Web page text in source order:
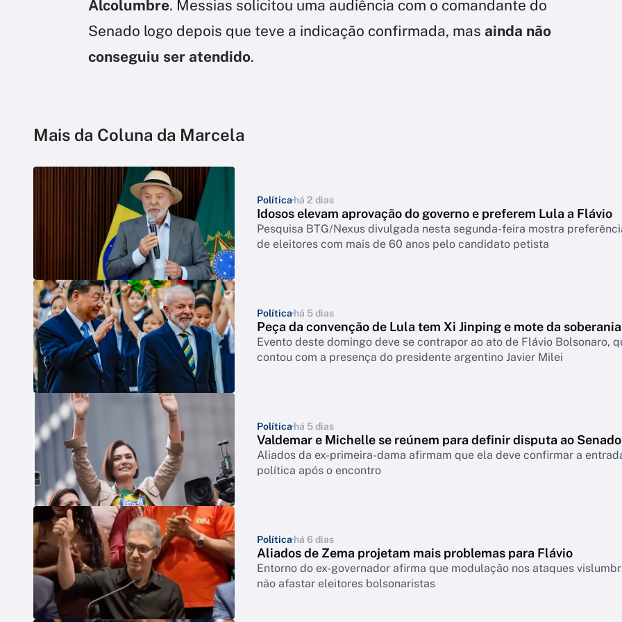
Alcolumbre. Messias solicitou uma audiência com o comandante do
Senado logo depois que teve a indicação confirmada, mas ainda não
conseguiu ser atendido.
Mais da Coluna da Marcela
Política há 2 dias
Idosos elevam aprovação do governo e preferem Lula a Flávio
Pesquisa BTG/Nexus divulgada nesta segunda-feira mostra
de eleitores com mais de 60 anos pelo candidato petista
Política há 5 dias
Peça da convenção de Lula tem Xi Jinping e mote da soberania
Evento deste domingo deve se contrapor ao ato de Flávio Bolsonaro,
contou com a presença do presidente argentino Javier Milei
Política há 5 dias
Valdemar e Michelle se reúnem para definir disputa ao Senado
Aliados da ex-primeira-dama afirmam que ela deve confirmar a
política após o encontro
Política há 6 dias
Aliados de Zema projetam mais problemas para Flávio
Entorno do ex-governador afirma que modulação nos ataques
não afastar eleitores bolsonaristas